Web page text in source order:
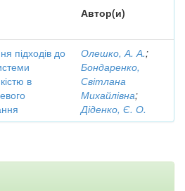
Автор(и)
підходів до
в
Олешко, А. А.;
Бондаренко,
Світлана
Михайлівна;
Діденко, Є. О.